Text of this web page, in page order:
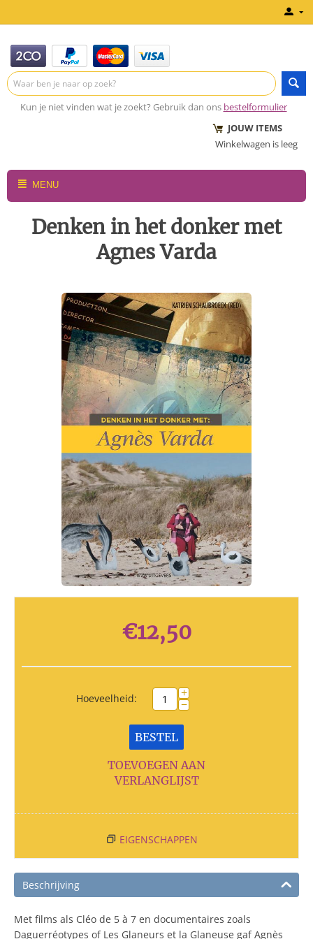
Kun je niet vinden wat je zoekt? Gebruik dan ons bestelformulier
JOUW ITEMS
Winkelwagen is leeg
MENU
Denken in het donker met
Agnes Varda
€12,50
Hoeveelheid: +
−
BESTEL
TOEVOEGEN AAN
VERLANGLIJST
EIGENSCHAPPEN
Beschrijving
Met films als Cléo de 5 à 7 en documentaires zoals
Daguerréotypes of Les Glaneurs et la Glaneuse gaf Agnès